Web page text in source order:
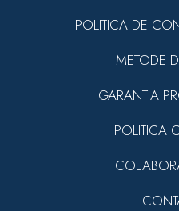
POLITICA DE
METODE
GARANTIA
POLITICA